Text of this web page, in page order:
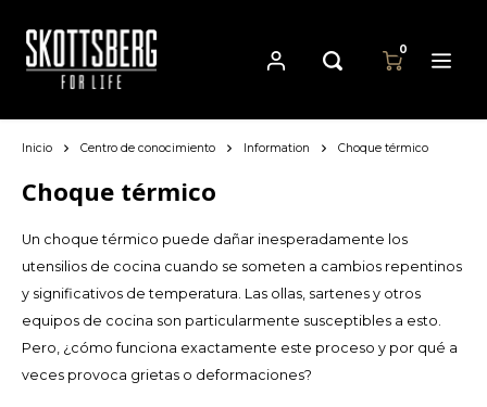
Hoofdmenu / sartenes
Sartenes
Cast Iron Cookware
Carbon Steel Cookware
Stainless Steel Cookware
Hoofdmenu
Idioma
Nederlands
Deutsch
English
Hoofdmenu
Moneda
EUR
USD
0
Inicio Centro de conocimiento Information Choque térmico
Choque térmico
Un choque térmico puede dañar inesperadamente los
utensilios de cocina cuando se someten a cambios repentinos
y significativos de temperatura. Las ollas, sartenes y otros
equipos de cocina son particularmente susceptibles a esto.
Pero, ¿cómo funciona exactamente este proceso y por qué a
veces provoca grietas o deformaciones?